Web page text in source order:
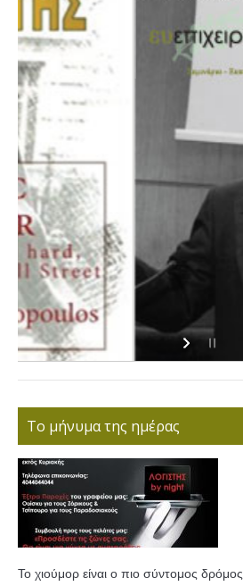
Το μήνυμα της ημέρας
Το χιούμορ είναι ο πιο σύντομος